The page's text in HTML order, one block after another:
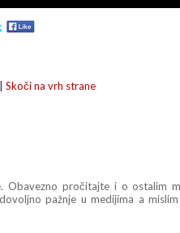
Skoči na vrh strane
pročitajte i o ostalim
pažnje u medijima a